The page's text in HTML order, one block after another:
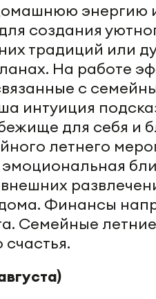
энергию
создания
традиций или
На работе
с
интуиция
для себя и
летнего
Финансы
Семейные